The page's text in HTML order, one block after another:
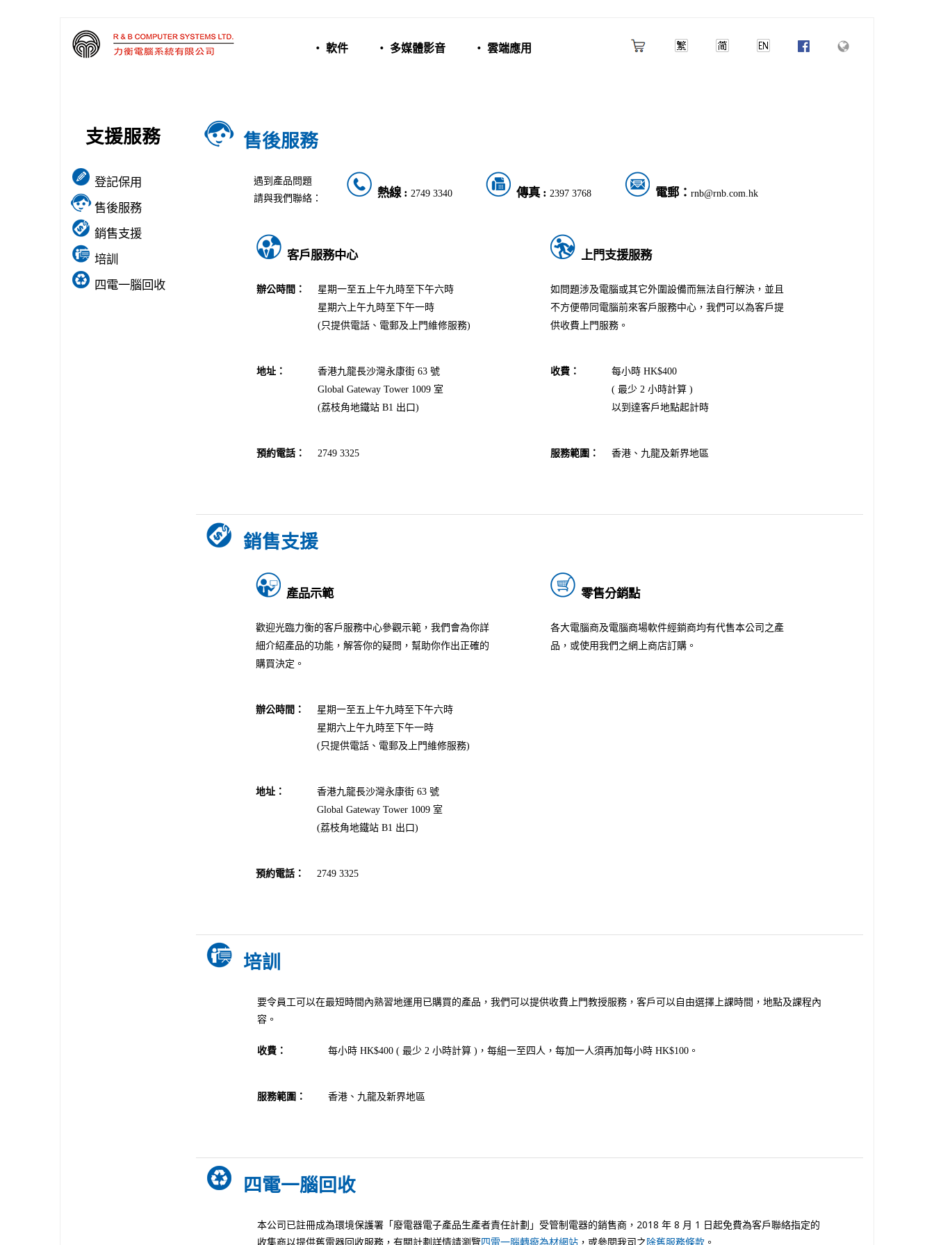
‧ 軟件 ‧ 多媒體影音 ‧ 雲端應用
支援服務
登記保用
售後服務
銷售支援
培訓
四電一腦回收
售後服務
遇到產品問題
請與我們聯絡：
熱線 : 2749 3340 傳真 :2397 3768 電郵：rnb@rnb.com.hk
客戶服務中心
辦公時間：
星期一至五上午九時至下午六時
星期六上午九時至下午一時
(只提供電話、電郵及上門維修服務)
地址：
香港九龍長沙灣永康街 63 號
Global Gateway Tower 1009 室
(荔枝角地鐵站 B1 出口)
預約電話： 2749 3325
上門支援服務
如問題涉及電腦或其它外圍設備而無法自行解決，並且
不方便帶同電腦前來客戶服務中心，我們可以為客戶提
供收費上門服務。
收費：
每小時 HK$400
( 最少 2 小時計算 )
以到達客戶地點起計時
服務範圍 ： 香港、九龍及新界地區
銷售支援
產品示範
歡迎光臨力衡的客戶服務中心參觀示範，我們會為你詳
細介紹產品的功能，解答你的疑問，幫助你作出正確的
購買決定。
辦公時間：
星期一至五上午九時至下午六時
星期六上午九時至下午一時
(只提供電話、電郵及上門維修服務)
地址：
香港九龍長沙灣永康街 63 號
Global Gateway Tower 1009 室
(荔枝角地鐵站 B1 出口)
預約電話 ： 2749 3325
零售分銷點
各大電腦商及電腦商場軟件經鋿商均有代售本公司之產
品，或使用我們之網上商店訂購。
培訓
要令員工可以在最短時間內熟習地運用已購買的產品，我們可以提供收費上門教授服務，客戶可以自由選擇上課時間，地點及課程內
容。
收費 ： 每小時 HK$400 ( 最少 2 小時計算 )，每組一至四人，每加一人須再加每小時 HK$100。
服務範圍 ： 香港、九龍及新界地區
四電一腦回收
本公司已註冊成為環境保護署「廢電器電子產品生產者責任計劃」受管制電器的銷售商，2018 年 8 月 1 日起免費為客戶聯絡指定的
收集商以提供舊電器回收服務，有關計劃詳情請瀏覽四電一腦轉癈為材網站 ，或參閱我司之除舊服務條款 。